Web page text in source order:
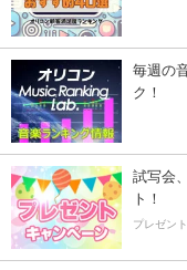
毎週の
ク！
試写会
ト！
プレゼン